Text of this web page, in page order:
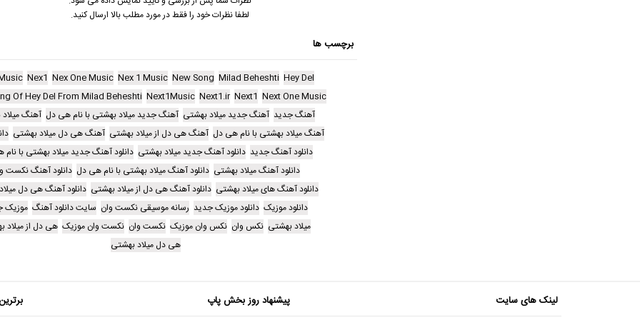
لطفا نظرات خود را فقط در مورد مطلب بالا ارسال کنید.
برچسب ها
Hey Del
Milad Beheshti
New Song
Nex 1 Music
Nex One Music
Nex1
Next One Music
Next1
Next1.ir
Next1Music
Of Hey Del From Milad Beheshti
آهنگ جدید آهنگ جدید میلاد بهشتی آهنگ جدید میلاد بهشتی با نام هی دل آهنگ
آهنگ میلاد بهشتی با نام هی دل آهنگ هی دل از میلاد بهشتی آهنگ هی دل میلاد بهشتی
دانلود آهنگ جدید دانلود آهنگ جدید میلاد بهشتی دانلود آهنگ جدید میلاد بهشتی با
دانلود آهنگ میلاد بهشتی دانلود آهنگ میلاد بهشتی با نام هی دل دانلود آهنگ نکست
دانلود آهنگ های میلاد بهشتی دانلود آهنگ هی دل از میلاد بهشتی دانلود آهنگ هی دل
دانلود موزیک دانلود موزیک جدید رسانه موسیقی نکست وان سایت دانلود آهنگ موزیک
میلاد بهشتی نکس وان نکس وان موزیک نکست وان نکست وان موزیک هی دل از میلاد
هی دل میلاد بهشتی
لینک های سایت پیشنهاد روز بخش پاپ